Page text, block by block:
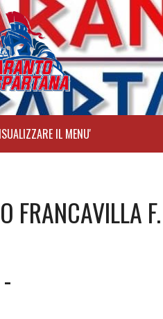
FRANCAVILLA F.
-